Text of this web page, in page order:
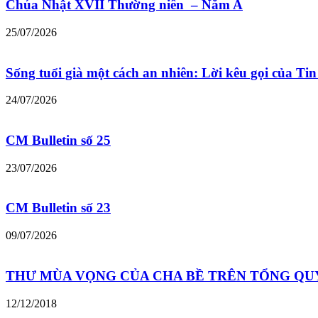
Chúa Nhật XVII Thường niên – Năm A
25/07/2026
Sống tuổi già một cách an nhiên: Lời kêu gọi của
24/07/2026
CM Bulletin số 25
23/07/2026
CM Bulletin số 23
09/07/2026
THƯ MÙA VỌNG CỦA CHA BỀ TRÊN TỔNG
12/12/2018